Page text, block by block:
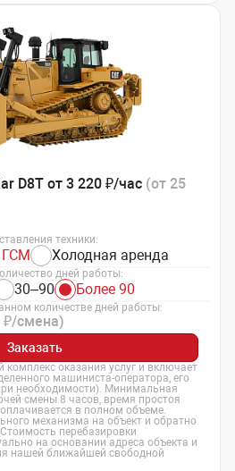
D8T от 3 220 ₽/час (от 25
техники:
ГСМ Холодная аренда
дней работы:
30–90 Более 90
количестве дней работы:
₽/смена)
Заказать
оказания услуг и включает
машиниста-оператора, его
необходимости). Минимальная
смены 8 часов, время простоя
в полном объеме.
механизма на объект и обратно
перебазировки
на основании адреса объекта и
нашей ближайшей свободной